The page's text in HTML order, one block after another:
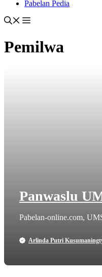
Pabelan Pedia
Pemilwa
Panwaslu
Pabelan-online.com,
Arlinda Putri